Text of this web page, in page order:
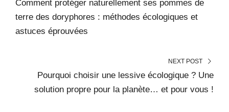
Comment protéger naturellement ses pommes de
terre des doryphores : méthodes écologiques et
astuces éprouvées
NEXT POST
Pourquoi choisir une lessive écologique ? Une
solution propre pour la planète… et pour vous !